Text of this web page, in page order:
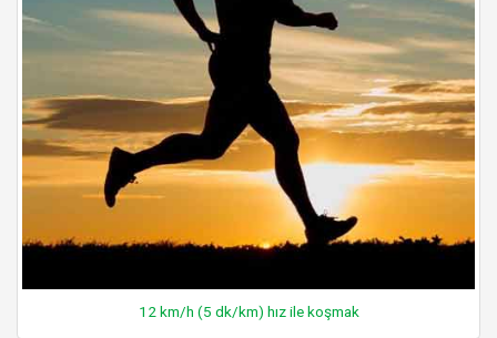
12 km/h (5 dk/km) hız ile koşmak